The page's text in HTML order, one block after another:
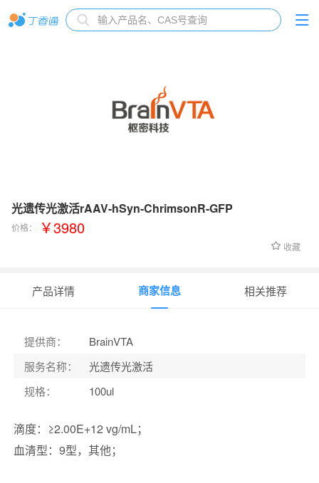
光遗传光激活rAAV-hSyn-ChrimsonR-GFP
价格： ￥3980
收藏
产品详情 商家信息 相关推荐
提供商：
BrainVTA
服务名称：
光遗传光激活
规格： 100ul
滴度：≥2.00E+12 vg/mL；
血清型：9型，其他；